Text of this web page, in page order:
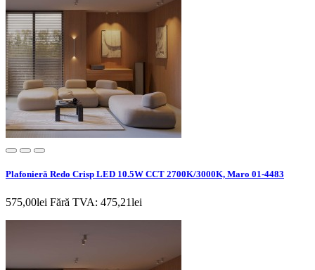
Plafonieră Redo Crisp LED 10.5W CCT 2700K/3000K, Maro 01-4483
575,00lei Fără TVA: 475,21lei